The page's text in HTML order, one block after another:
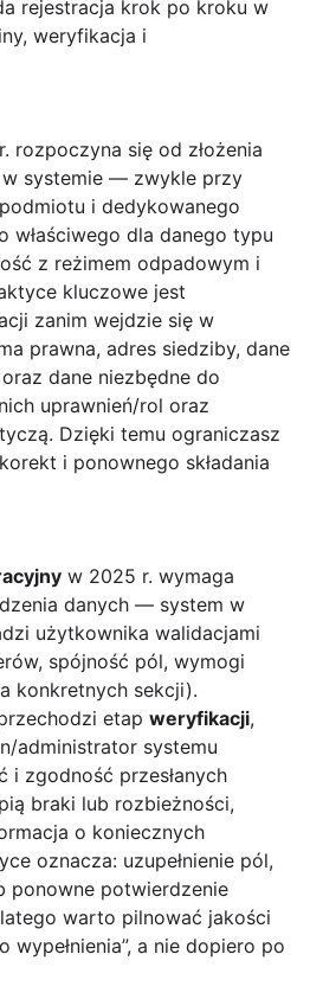
rejestracja krok po kroku w
weryfikacja i
rozpoczyna się od złożenia
systemie — zwykle przy
i dedykowanego
właściwego dla danego typu
z reżimem odpadowym i
kluczowe jest
zanim wejdzie się w
prawna, adres siedziby, dane
dane niezbędne do
uprawnień/rol oraz
Dzięki temu ograniczasz
i ponownego składania
w 2025 r. wymaga
danych — system w
użytkownika walidacjami
spójność pól, wymogi
konkretnych sekcji).
etap weryfikacji,
administrator systemu
i zgodność przesłanych
braki lub rozbieżności,
o koniecznych
oznacza: uzupełnienie pól,
ponowne potwierdzenie
warto pilnować jakości
wypełnienia”, a nie dopiero po